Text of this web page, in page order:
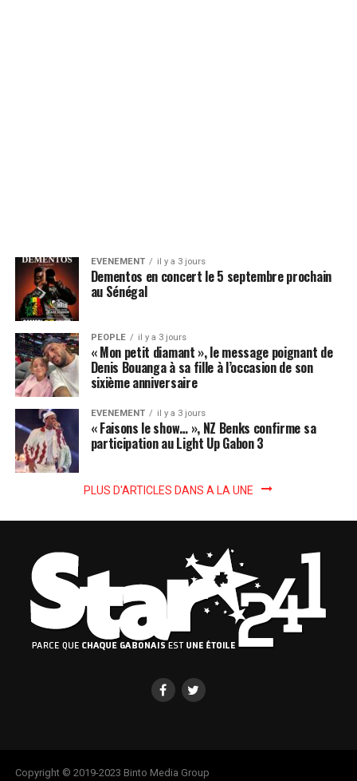
EVENEMENT il y a 3 jours
Dementos en concert le 5 septembre prochain
au Sénégal
PEOPLE il y a 3 jours
« Mon petit diamant », le message poignant de
Denis Bouanga à sa fille à l’occasion de son
sixième anniversaire
EVENEMENT il y a 3 jours
« Faisons le show… », NZ Benks confirme sa
participation au Light Up Gabon 3
PLUS D'ARTICLES DANS A LA UNE
Copyright © 2019-2023 Binto Media Group